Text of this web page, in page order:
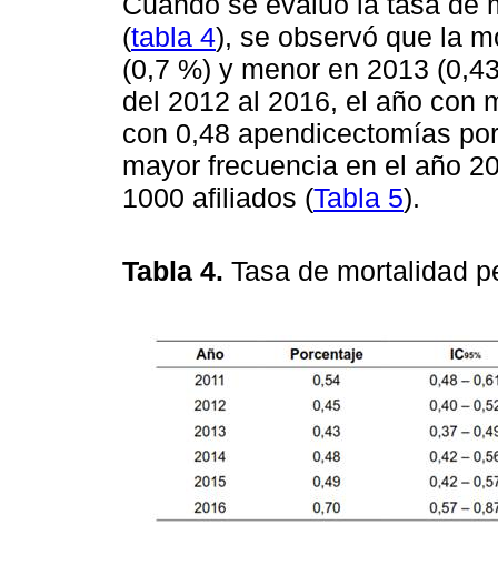
(tabla 4), se observó que la
(0,7 %) y menor en 2013
del 2012 al 2016, el año con
con 0,48 apendicectomías
mayor frecuencia en el año
1000 afiliados (Tabla 5).
Tabla 4. Tasa de mortalidad